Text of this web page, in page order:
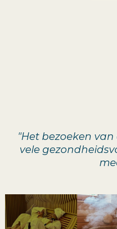
"Het bezoeken
vele